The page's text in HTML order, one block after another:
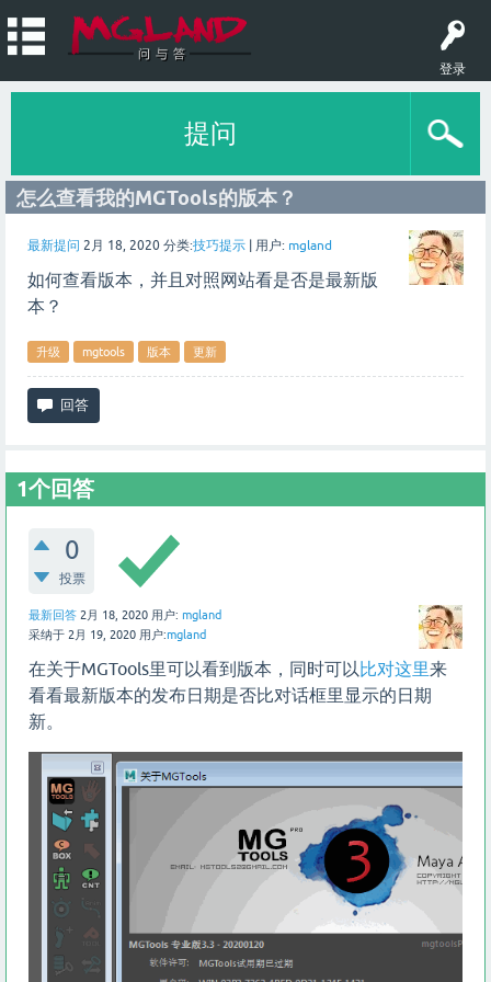
登录
提问
怎么查看我的MGTools的版本？
最新提问 2月 18, 2020 分类:技巧提示 用户: mgland
如何查看版本，并且对照网站看是否是最新版
本？
升级 mgtools 版本 更新
1个回答
0
投票
最新回答 2月 18, 2020 用户: mgland
采纳于 2月 19, 2020 用户:mgland
在关于MGTools里可以看到版本，同时可以 比对这里来
看看最新版本的发布日期是否比对话框里显示的日期
新。